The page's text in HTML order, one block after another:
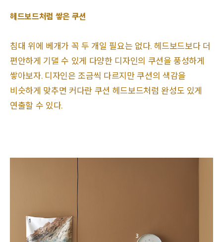
헤드보드처럼 쌓은 쿠션
침대 위에 베개가 꼭 두 개일 필요는 없다. 헤드보드보다 더
편안하게 기댈 수 있게 다양한 디자인의 쿠션을 풍성하게
쌓아보자. 디자인은 조금씩 다르지만 쿠션의 색감을
비슷하게 맞추면 커다란 쿠션 헤드보드처럼 완성도 있게
연출할 수 있다.